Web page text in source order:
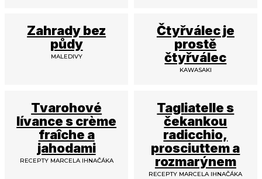
Zahrady bez
půdy
MALEDIVY
Čtyřválec je
prostě
čtyřválec
KAWASAKI
Tvarohové
lívance s crème
fraîche a
jahodami
RECEPTY MARCELA IHNAČÁKA
Tagliatelle s
čekankou
radicchio,
prosciuttem a
rozmarýnem
RECEPTY MARCELA IHNAČÁKA